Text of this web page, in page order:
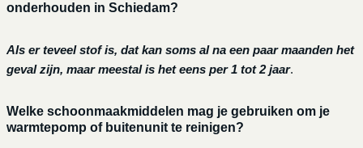
onderhouden in Schiedam?
Als er teveel stof is, dat kan soms al na een paar maanden het
geval zijn, maar meestal is het eens per 1 tot 2 jaar.
Welke schoonmaakmiddelen mag je gebruiken om je
warmtepomp of buitenunit te reinigen?